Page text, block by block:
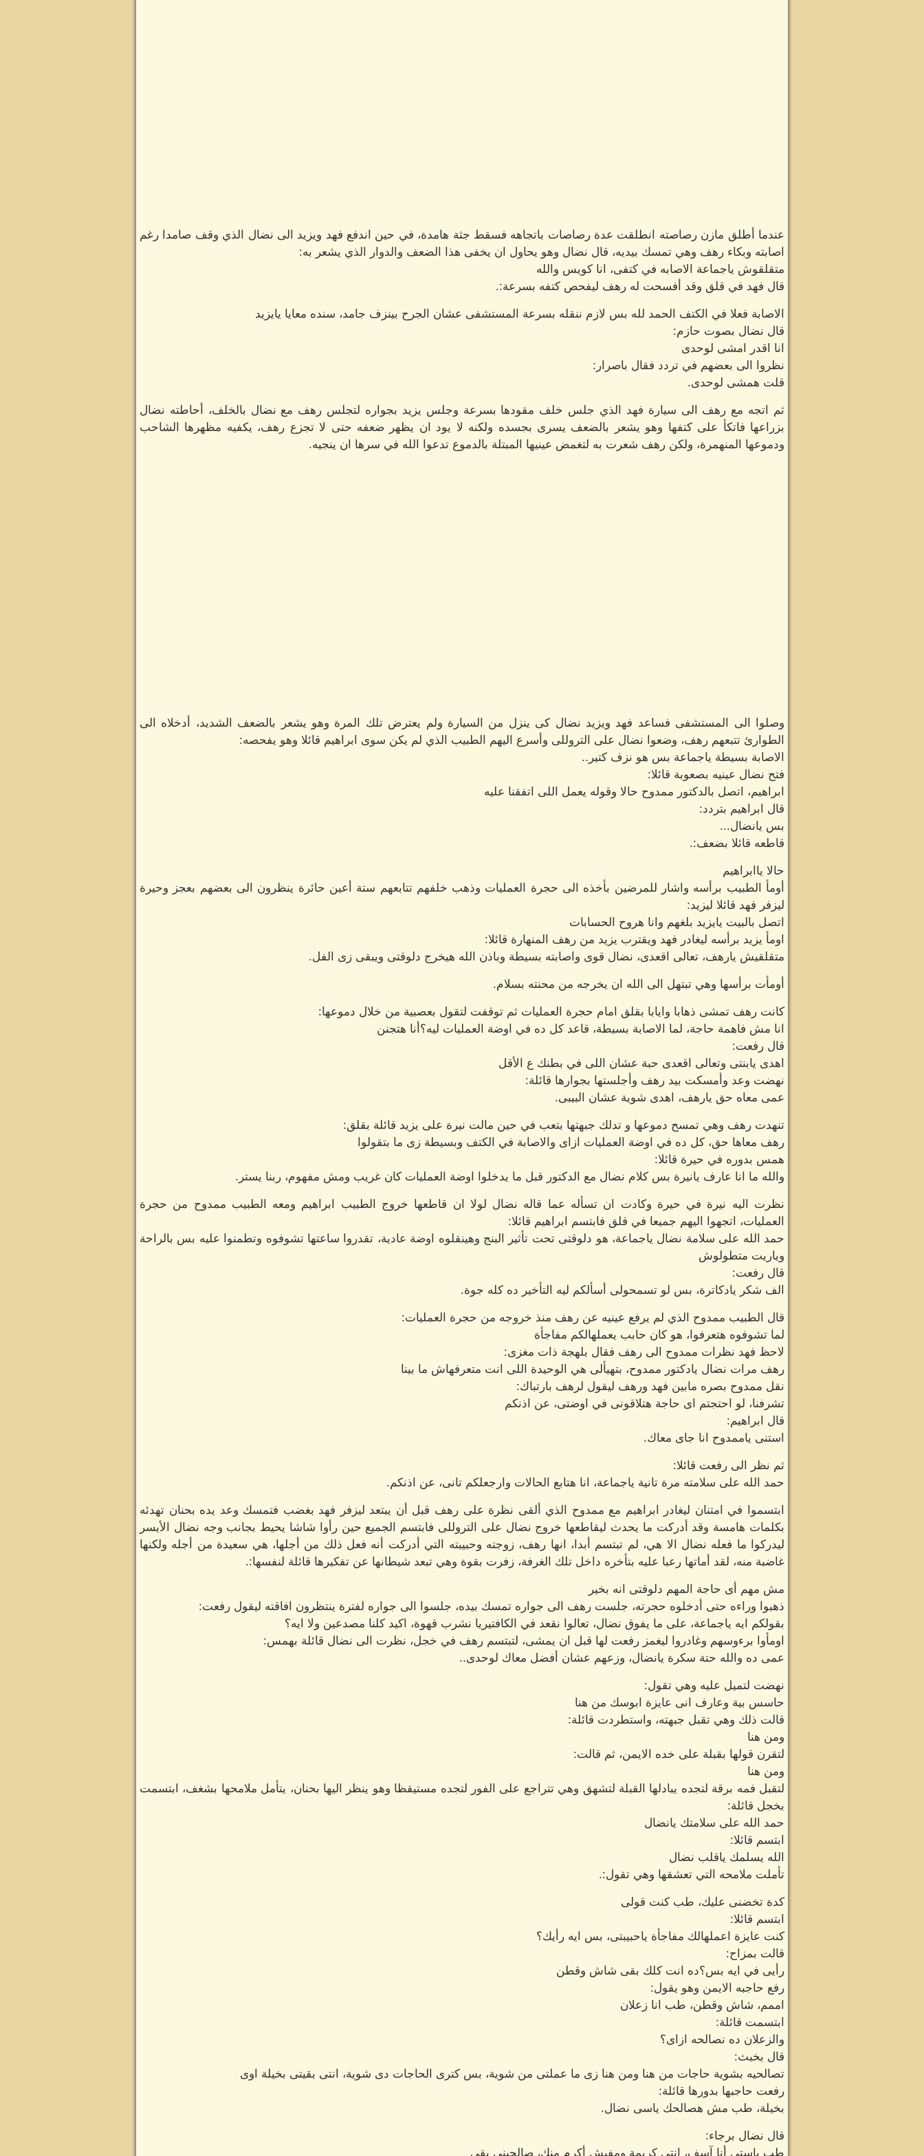
عندما أطلق مازن رصاصته انطلقت عدة رصاصات باتجاهه فسقط جثة هامدة، في حين اندفع فهد ويزيد الى نضال الذي وقف صامدا رغم
اصابته وبكاء رهف وهي تمسك بيديه، قال نضال وهو يحاول ان يخفى هذا الضعف والدوار الذي يشعر به:
متقلقوش ياجماعة الاصابه في كتفى، انا كويس والله
قال فهد في قلق وقد أفسحت له رهف ليفحص كتفه بسرعة:.
الاصابة فعلا في الكتف الحمد لله بس لازم ننقله بسرعة المستشفى عشان الجرح بينزف جامد، سنده معايا يايزيد
قال نضال بصوت حازم:
انا اقدر امشى لوحدى
نظروا الى بعضهم في تردد فقال باصرار:
قلت همشى لوحدى.
ثم اتجه مع رهف الى سيارة فهد الذي جلس خلف مقودها بسرعة وجلس يزيد بجواره لتجلس رهف مع نضال بالخلف، أحاطته نضال
بزراعها فاتكأ على كتفها وهو يشعر بالضعف يسرى بجسده ولكنه لا يود ان يظهر ضعفه حتى لا تجزع رهف، يكفيه مظهرها الشاحب
ودموعها المنهمرة، ولكن رهف شعرت به لتغمض عينيها المبتلة بالدموع تدعوا الله في سرها ان ينجيه.
وصلوا الى المستشفى فساعد فهد ويزيد نضال كى ينزل من السيارة ولم يعترض تلك المرة وهو يشعر بالضعف الشديد، أدخلاه الى
الطوارئ تتبعهم رهف، وضعوا نضال على التروللى وأسرع اليهم الطبيب الذي لم يكن سوى ابراهيم قائلا وهو يفحصه:
الاصابة بسيطة ياجماعة بس هو نزف كتير..
فتح نضال عينيه بصعوبة قائلا:
ابراهيم، اتصل بالدكتور ممدوح حالا وقوله يعمل اللى اتفقنا عليه
قال ابراهيم بتردد:
بس يانضال...
قاطعه قائلا بضعف:.
حالا ياابراهيم
أومأ الطبيب برأسه واشار للمرضين بأخذه الى حجرة العمليات وذهب خلفهم تتابعهم ستة أعين حائرة ينظرون الى بعضهم بعجز وحيرة
ليزفر فهد قائلا ليزيد:
اتصل بالبيت يايزيد بلغهم وانا هروح الحسابات
اومأ يزيد برأسه ليغادر فهد ويقترب يزيد من رهف المنهارة قائلا:
متقلقيش يارهف، تعالى اقعدى، نضال قوى واصابته بسيطة وباذن الله هيخرج دلوقتى ويبقى زى الفل.
أومأت برأسها وهي تبتهل الى الله ان يخرجه من محنته بسلام.
كانت رهف تمشى ذهابا وايابا بقلق امام حجرة العمليات ثم توقفت لتقول بعصبية من خلال دموعها:
انا مش فاهمة حاجة، لما الاصابة بسيطة، قاعد كل ده في اوضة العمليات ليه؟أنا هتجنن
قال رفعت:
اهدى يابنتى وتعالى اقعدى حبة عشان اللى في بطنك ع الأقل
نهضت وعد وأمسكت بيد رهف وأجلستها بجوارها قائلة:
عمى معاه حق يارهف، اهدى شوية عشان البيبى.
تنهدت رهف وهي تمسح دموعها و تدلك جبهتها بتعب في حين مالت نيرة على يزيد قائلة بقلق:
رهف معاها حق، كل ده في اوضة العمليات ازاى والاصابة في الكتف وبسيطة زى ما بتقولوا
همس بدوره في حيرة قائلا:
والله ما انا عارف يانيرة بس كلام نضال مع الدكتور قبل ما يدخلوا اوضة العمليات كان غريب ومش مفهوم، ربنا يستر.
نظرت اليه نيرة في حيرة وكادت ان تسأله عما قاله نضال لولا ان قاطعها خروج الطبيب ابراهيم ومعه الطبيب ممدوح من حجرة
العمليات، اتجهوا اليهم جميعا في قلق فابتسم ابراهيم قائلا:
حمد الله على سلامة نضال ياجماعة، هو دلوقتى تحت تأثير البنج وهينقلوه اوضة عادية، تقدروا ساعتها تشوفوه وتطمنوا عليه بس بالراحة
وياريت متطولوش
قال رفعت:
الف شكر يادكاترة، بس لو تسمحولى أسألكم ليه التأخير ده كله جوة.
قال الطبيب ممدوح الذي لم يرفع عينيه عن رهف منذ خروجه من حجرة العمليات:
لما تشوفوه هتعرفوا، هو كان حابب يعملهالكم مفاجأة
لاحظ فهد نظرات ممدوح الى رهف فقال بلهجة ذات مغزى:
رهف مرات نضال يادكتور ممدوح، بتهيألى هي الوحيدة اللى انت متعرفهاش ما بينا
نقل ممدوح بصره مابين فهد ورهف ليقول لرهف بارتباك:
تشرفنا، لو احتجتم اى حاجة هتلاقونى في اوضتى، عن اذنكم
قال ابراهيم:
استنى ياممدوح انا جاى معاك.
ثم نظر الى رفعت قائلا:
حمد الله على سلامته مرة تانية ياجماعة، انا هتابع الحالات وارجعلكم تانى، عن اذنكم.
ابتسموا في امتنان ليغادر ابراهيم مع ممدوح الذي ألقى نظرة على رهف قبل أن يبتعد ليزفر فهد بغضب فتمسك وعد يده بحنان تهدئه
بكلمات هامسة وقد أدركت ما يحدث ليقاطعها خروج نضال على التروللى فابتسم الجميع حين رأوا شاشا يحيط بجانب وجه نضال الأيسر
ليدركوا ما فعله نضال الا هي، لم تبتسم أبدا، انها رهف، زوجته وحبيبته التي أدركت أنه فعل ذلك من أجلها، هي سعيدة من أجله ولكنها
غاضبة منه، لقد أماتها رعبا عليه بتأخره داخل تلك الغرفة، زفرت بقوة وهي تبعد شيطانها عن تفكيرها قائلة لنفسها:.
مش مهم أى حاجة المهم دلوقتى انه بخير
ذهبوا وراءه حتى أدخلوه حجرته، جلست رهف الى جواره تمسك بيده، جلسوا الى جواره لفترة ينتظرون افاقته ليقول رفعت:
بقولكم ايه ياجماعة، على ما يفوق نضال، تعالوا نقعد في الكافتيريا نشرب قهوة، اكيد كلنا مصدعين ولا ايه؟
اومأوا برءوسهم وغادروا ليغمز رفعت لها قبل ان يمشى، لتبتسم رهف في خجل، نظرت الى نضال قائلة بهمس:
عمى ده والله حتة سكرة يانضال، وزعهم عشان أفضل معاك لوحدى..
نهضت لتميل عليه وهي تقول:
حاسس بية وعارف انى عايزة ابوسك من هنا
قالت ذلك وهي تقبل جبهته، واستطردت قائلة:
ومن هنا
لتقرن قولها بقبلة على خده الايمن، ثم قالت:
ومن هنا
لتقبل فمه برقة لتجده يبادلها القبلة لتشهق وهي تتراجع على الفور لتجده مستيقظا وهو ينظر اليها بحنان، يتأمل ملامحها بشغف، ابتسمت
بخجل قائلة:
حمد الله على سلامتك يانضال
ابتسم قائلا:
الله يسلمك ياقلب نضال
تأملت ملامحه التي تعشقها وهي تقول:.
كدة تخضنى عليك، طب كنت قولى
ابتسم قائلا:
كنت عايزة اعملهالك مفاجأة ياحبيبتى، بس ايه رأيك؟
قالت بمزاح:
رأيى في ايه بس؟ده انت كلك بقى شاش وقطن
رفع حاجبه الايمن وهو يقول:
اممم، شاش وقطن، طب انا زعلان
ابتسمت قائلة:
والزعلان ده نصالحه ازاى؟
قال بخبث:
تصالحيه بشوية حاجات من هنا ومن هنا زى ما عملتى من شوية، بس كترى الحاجات دى شوية، انتى بقيتى بخيلة اوى
رفعت حاجبها بدورها قائلة:
بخيلة، طب مش هصالحك ياسى نضال.
قال نضال برجاء:
طب ياستى أنا آسف، انتى كريمة ومفيش أكرم منك، صالحينى بقى